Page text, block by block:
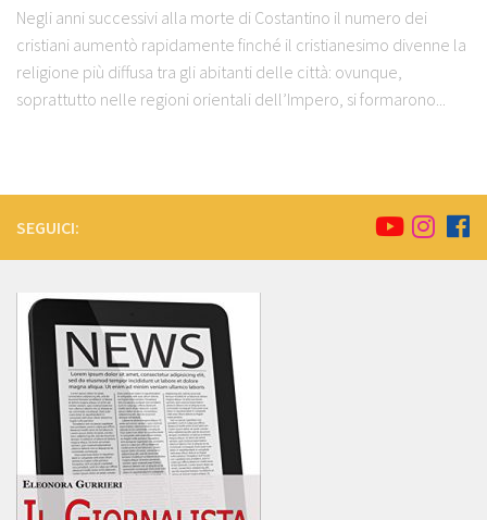
Negli anni successivi alla morte di Costantino il numero dei
cristiani aumentò rapidamente finché il cristianesimo divenne la
religione più diffusa tra gli abitanti delle città: ovunque,
soprattutto nelle regioni orientali dell’Impero, si formarono...
SEGUICI: